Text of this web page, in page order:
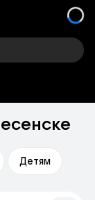
Детям